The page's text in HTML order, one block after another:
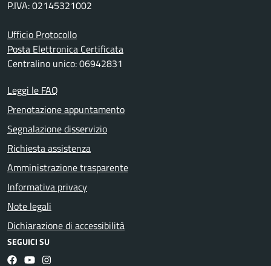
P.IVA: 02145321002
Ufficio Protocollo
Posta Elettronica Certificata
Centralino unico: 06942831
Leggi le FAQ
Prenotazione appuntamento
Segnalazione disservizio
Richiesta assistenza
Amministrazione trasparente
Informativa privacy
Note legali
Dichiarazione di accessibilità
SEGUICI SU
Facebook
YouTubeInstagram